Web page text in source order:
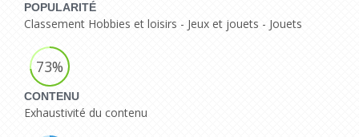
POPULARITÉ
Classement Hobbies et loisirs - Jeux et jouets - Jouets
73%
CONTENU
Exhaustivité du contenu